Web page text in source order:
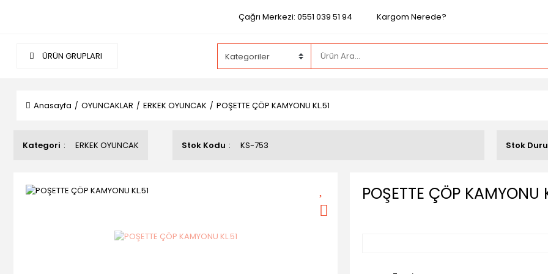
Çağrı Merkezi: 0551 039 51 94 Kargom Nerede?
ÜRÜN GRUPLARI
Anasayfa OYUNCAKLAR ERKEK OYUNCAK POŞETTE ÇÖP KAMYONU KL.51
Kategori ERKEK OYUNCAK Stok Kodu KS-753 Stok
POŞETTE ÇÖP KAMYONU